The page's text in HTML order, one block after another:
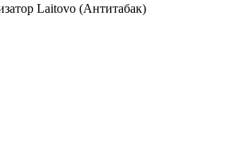
Laitovo (Антитабак)